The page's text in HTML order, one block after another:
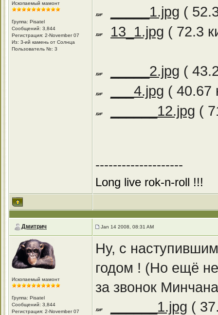
Ископаемый мамонт
Группа: Pisatel
Сообщений: 3,844
Регистрация: 2-November 07
Из: 3-ий камень от Солнца
Пользователь №: 3
_____1.jpg (
13_1.jpg ( 72.3
_____2.jpg (
___4.jpg ( 40.67
______12.jpg (
--------------------
Long live rok-n-roll !!!
Дмитрич Jan 14 2008, 08:31 AM
Ископаемый мамонт
Группа: Pisatel
Сообщений: 3,844
Регистрация: 2-November 07
Ну, с
годом ! (Но ещё
за звонок
______1.jpg (